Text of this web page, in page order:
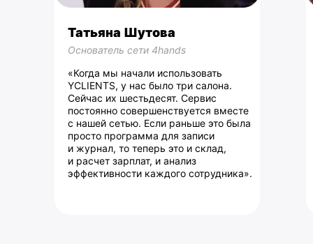
Татьяна Шутова
Основатель сети 4hands
«Когда мы начали использовать
YCLIENTS, у нас было три салона.
Сейчас их шестьдесят. Сервис
постоянно совершенствуется вместе
с нашей сетью. Если раньше это была
просто программа для записи
и журнал, то теперь это и склад,
и расчет зарплат, и анализ
эффективности каждого сотрудника».